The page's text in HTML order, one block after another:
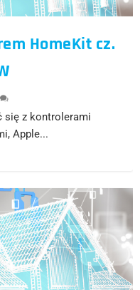
HomeKit cz.
się z kontrolerami
Apple...